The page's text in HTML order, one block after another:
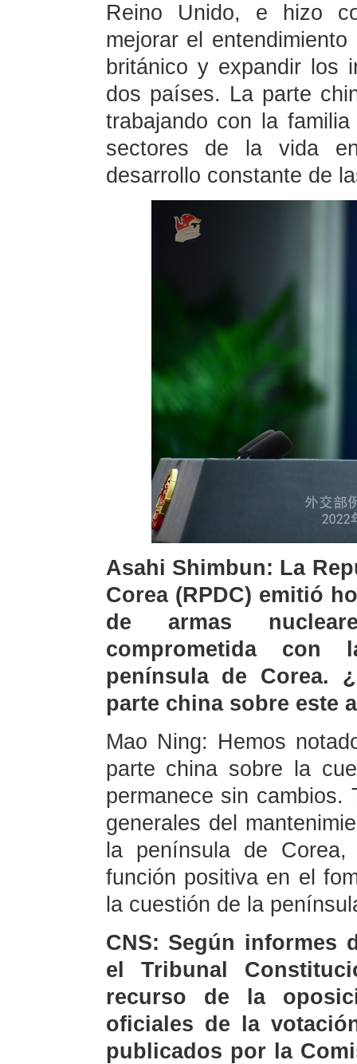
Reino Unido, e hizo
mejorar el
británico y expandir los
dos países. La parte
trabajando con la
sectores de la vida
desarrollo constante de
Asahi Shimbun: La
Corea (RPDC) emitió
de armas
comprometida con
península de Corea.
parte china sobre este
Mao Ning: Hemos
parte china sobre la
permanece sin cambios.
generales del
la península de Corea,
función positiva en el
la cuestión de la
CNS: Según informes
el Tribunal
recurso de la
oficiales de la
publicados por la